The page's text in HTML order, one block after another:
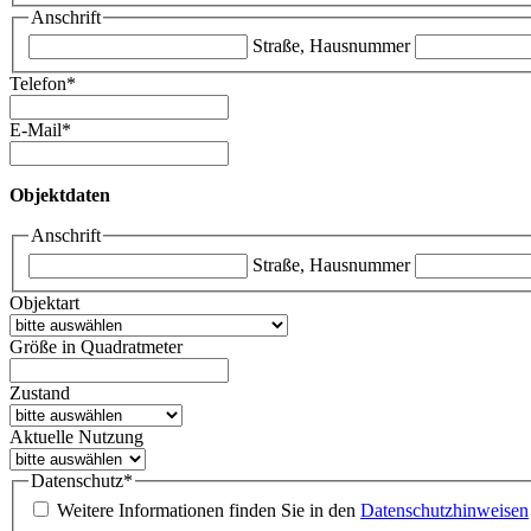
Anschrift
Straße, Hausnummer
Telefon*
E-Mail*
Objektdaten
Anschrift
Straße, Hausnummer
Objektart
Größe in Quadratmeter
Zustand
Aktuelle Nutzung
Datenschutz*
Weitere Informationen finden Sie in den Datenschutzhinweisen